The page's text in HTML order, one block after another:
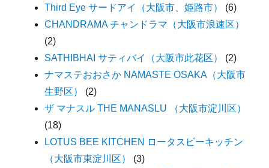
Third Eye サードアイ（大阪市、姫路市）
(6)
CHANDRAMA チャンドラマ（大阪市浪速区）
(2)
SATHIBHAI サティバイ（大阪市此花区）
(2)
ナマステおおさか NAMASTE OSAKA（大阪市
生野区）
(2)
ザ マナスル THE MANASLU （大阪市淀川区）
(18)
LOTUS BEE KITCHEN ロータスビーキッチン
（大阪市東淀川区）
(3)